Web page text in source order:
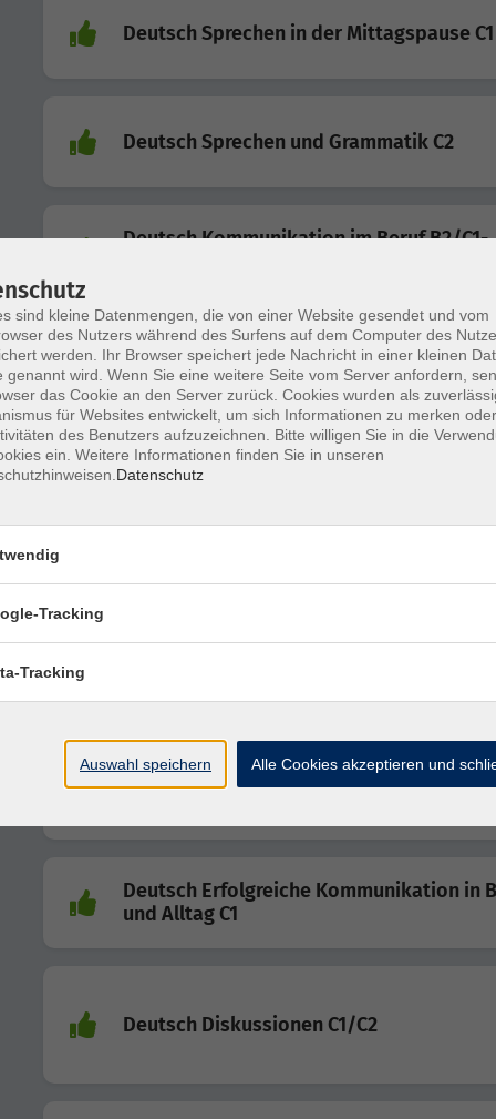
Deutsch Sprechen in der Mittagspause C1
Deutsch Sprechen und Grammatik C2
Deutsch Kommunikation im Beruf B2/C1-
Deutsch Sprechen und Grammatik B2
Deutsch für den Beruf: Verhandlungen,
Geschäftssprache, Wortschatz C1 kompakt
Bürokommunikation im deutschen Arbeitskontext
Deutsch Sicherer und fließender
Deutsch Erfolgreiche Kommunikation in
und Alltag C1
Deutsch Diskussionen C1/C2
sind kleine Datenmengen, die von einer Website gesendet und vom
des Nutzers während des Surfens auf dem Computer des
werden. Ihr Browser speichert jede Nachricht in einer kleinen
genannt wird. Wenn Sie eine weitere Seite vom Server anfordern,
das Cookie an den Server zurück. Cookies wurden als
für Websites entwickelt, um sich Informationen zu merken
des Benutzers aufzuzeichnen. Bitte willigen Sie in die
ein. Weitere Informationen finden Sie in unseren
Datenschutz
Tracking
Tracking
Auswahl speichern Alle Cookies akzeptieren und